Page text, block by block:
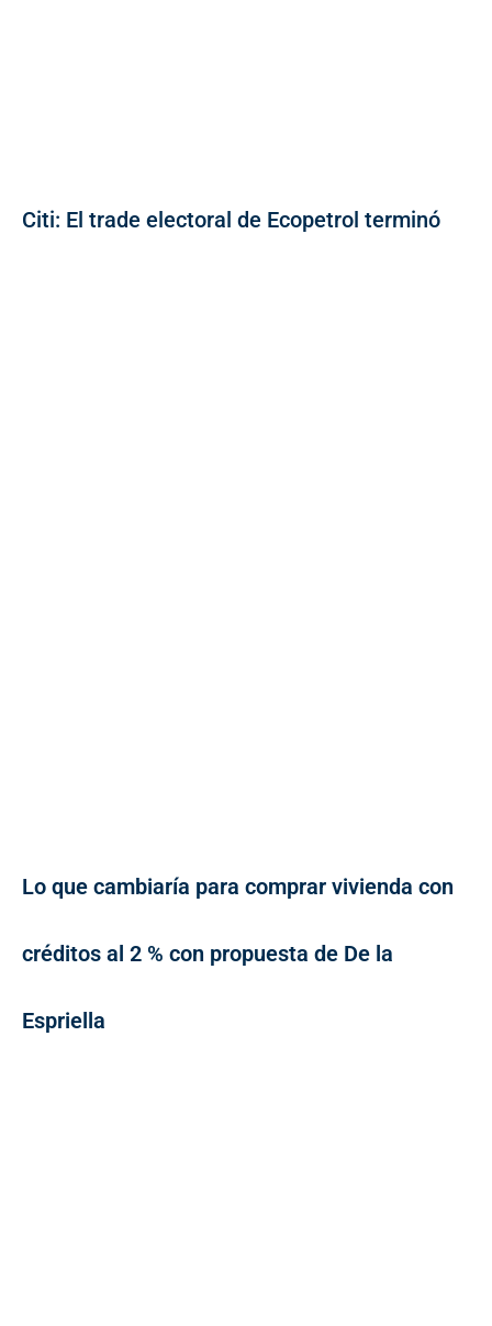
Citi: El trade electoral de Ecopetrol terminó
Lo que cambiaría para comprar vivienda con
créditos al 2 % con propuesta de De la
Espriella